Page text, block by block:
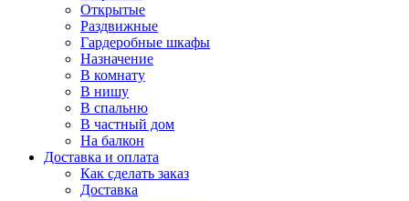
Открытые
Раздвижные
Гардеробные шкафы
Назначение
В комнату
В нишу
В спальню
В частный дом
На балкон
Доставка и оплата
Как сделать заказ
Доставка